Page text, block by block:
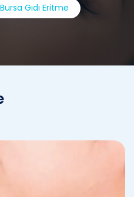
Bursa Gıdı Eritme